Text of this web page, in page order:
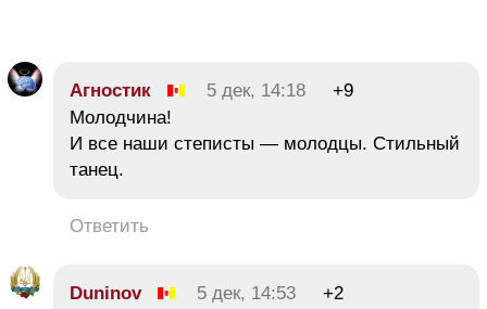
Агностик 5 дек, 14:18
+9
Молодчина!
И все наши степисты — молодцы. Стильный
танец.
Ответить
Duninov 5 дек, 14:53
+2